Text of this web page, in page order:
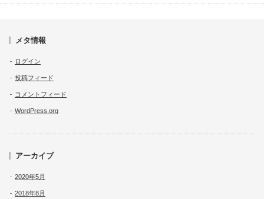
メタ情報
ログイン
投稿フィード
コメントフィード
WordPress.org
アーカイブ
2020年5月
2018年8月